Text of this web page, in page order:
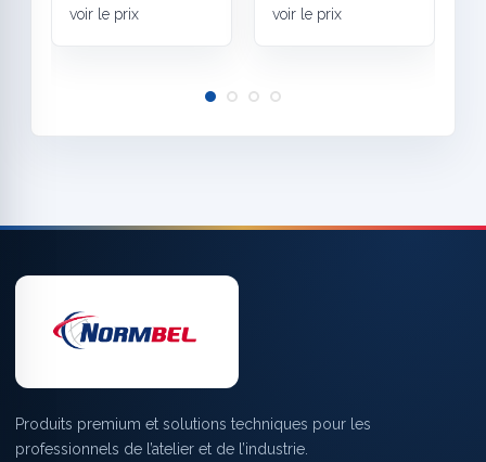
voir le prix
voir le prix
Produits premium et solutions techniques pour les
professionnels de l’atelier et de l’industrie.